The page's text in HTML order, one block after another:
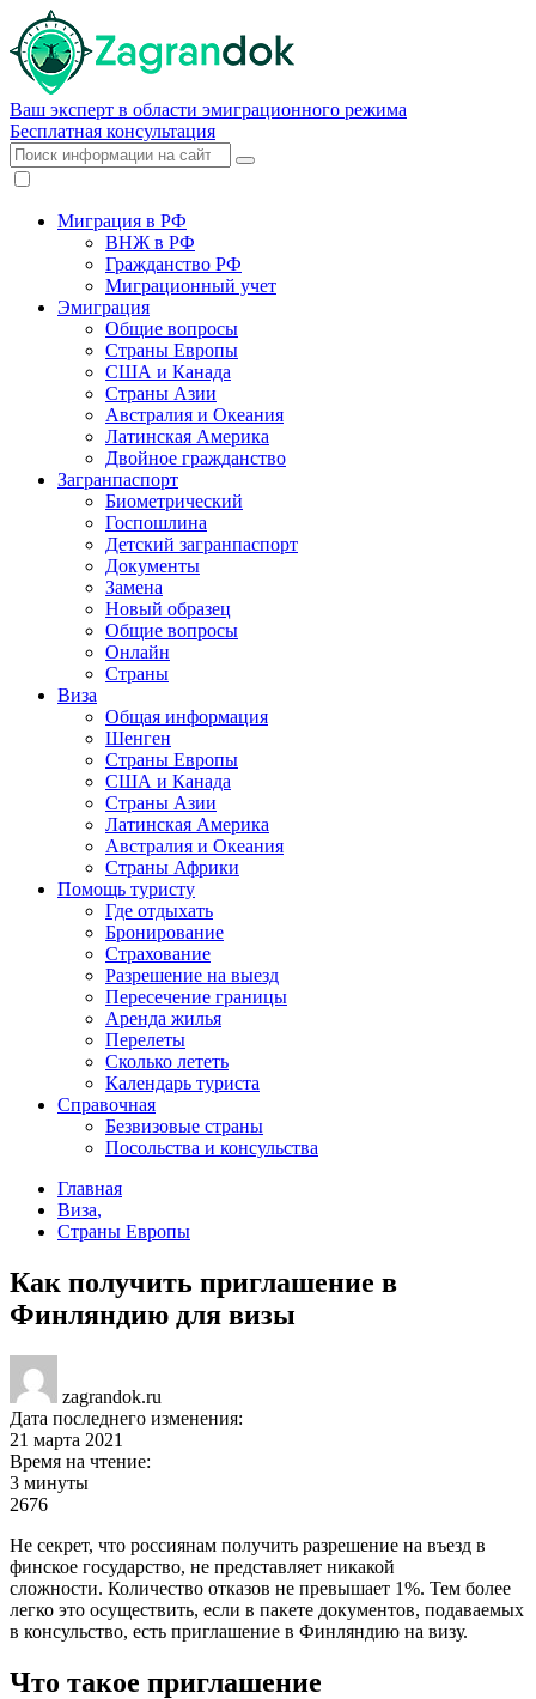
Ваш эксперт в области эмиграционного режима
Бесплатная консультация
Миграция в РФ
ВНЖ в РФ
Гражданство РФ
Миграционный учет
Эмиграция
Общие вопросы
Страны Европы
США и Канада
Страны Азии
Австралия и Океания
Латинская Америка
Двойное гражданство
Загранпаспорт
Биометрический
Госпошлина
Детский загранпаспорт
Документы
Замена
Новый образец
Общие вопросы
Онлайн
Страны
Виза
Общая информация
Шенген
Страны Европы
США и Канада
Страны Азии
Латинская Америка
Австралия и Океания
Страны Африки
Помощь туристу
Где отдыхать
Бронирование
Страхование
Разрешение на выезд
Пересечение границы
Аренда жилья
Перелеты
Сколько лететь
Календарь туриста
Справочная
Безвизовые страны
Посольства и консульства
Главная
Виза,
Страны Европы
Как получить приглашение в
Финляндию для визы
zagrandok.ru
Дата последнего изменения:
21 марта 2021
Время на чтение:
3 минуты
2676
Не секрет, что россиянам получить разрешение на въезд в
финское государство, не представляет никакой
сложности. Количество отказов не превышает 1%. Тем более
легко это осуществить, если в пакете документов, подаваемых
в консульство, есть приглашение в Финляндию на визу.
Что такое приглашение